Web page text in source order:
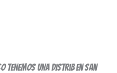
tenemos una distrib en san